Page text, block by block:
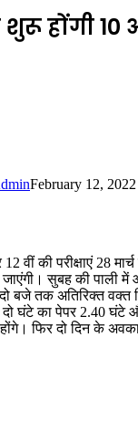
होंगी 10
February 12, 2022
वीं की परीक्षाएं 28
जाएंगी। सुबह की
दो बजे तक अतिरिक्त
घंटे का पेपर 2.40 घंटे
फिर दो दिन के